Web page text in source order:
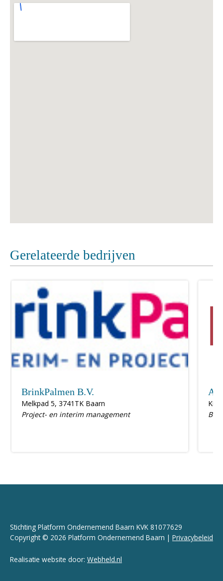
Gerelateerde bedrijven
BrinkPalmen B.V.
Melkpad 5, 3741TK Baarn
Project- en interim management
Stichting Platform Ondernemend Baarn KVK 81077629
Copyright © 2026 Platform Ondernemend Baarn | Privacybeleid
Realisatie website door: Webheld.nl